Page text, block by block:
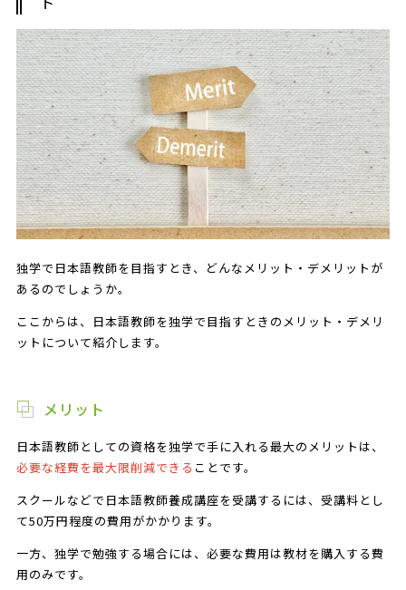
独学で日本語教師を目指すとき、どんなメリット・デメリットが
あるのでしょうか。
ここからは、日本語教師を独学で目指すときのメリット・デメリ
ットについて紹介します。
メリット
日本語教師としての資格を独学で手に入れる最大のメリットは、
必要な経費を最大限削減できる ことです。
スクールなどで日本語教師養成講座を受講するには、受講料とし
て50万円程度の費用がかかります。
一方、独学で勉強する場合には、必要な費用は教材を購入する費
用のみです。